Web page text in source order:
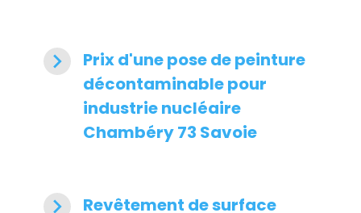
navigate_next Prix d'une pose de peinture
décontaminable pour
industrie nucléaire
Chambéry 73 Savoie
navigate_next Revêtement de surface